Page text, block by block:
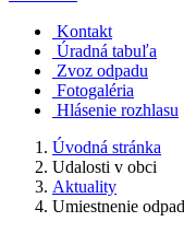
Kontakt
Úradná tabuľa
Zvoz odpadu
Fotogaléria
Hlásenie rozhlasu
Úvodná stránka
Udalosti v obci
Aktuality
Umiestnenie